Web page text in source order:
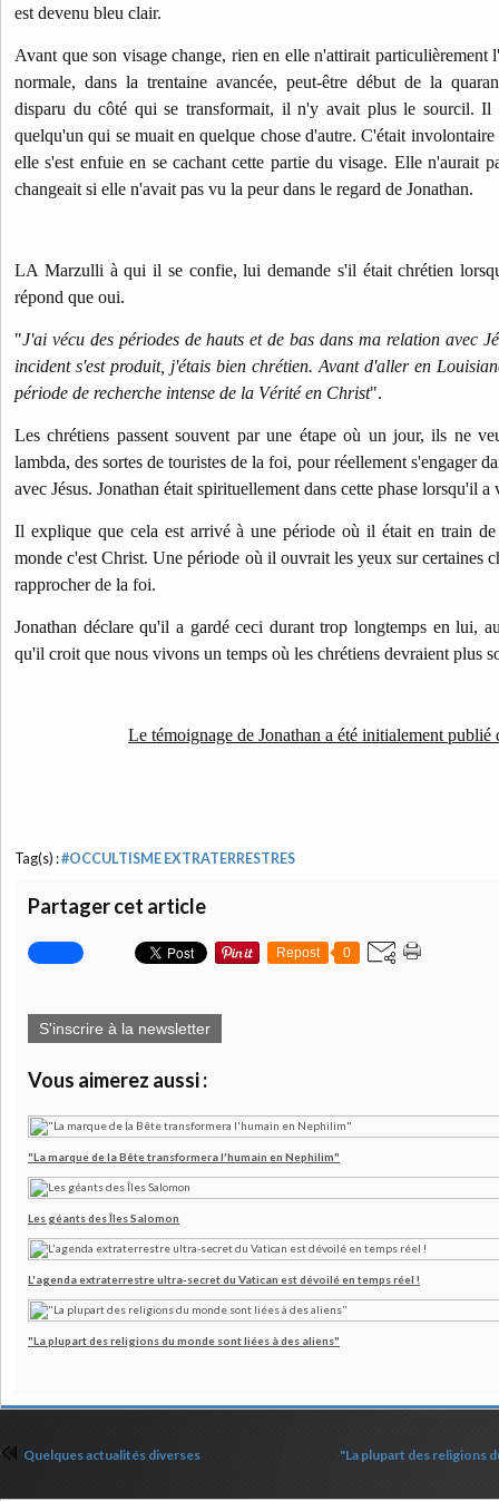
est devenu bleu clair.
Avant que son visage change, rien en elle n'attirait particulièrement
normale, dans la trentaine avancée, peut-être début de la
disparu du côté qui se transformait, il n'y avait plus le sourcil. Il
quelqu'un qui se muait en quelque chose d'autre. C'était involontaire
elle s'est enfuie en se cachant cette partie du visage. Elle n'aurait
changeait si elle n'avait pas vu la peur dans le regard de Jonathan.
LA Marzulli à qui il se confie, lui demande s'il était chrétien
répond que oui.
"J'ai vécu des périodes de hauts et de bas dans ma relation avec
incident s'est produit, j'étais bien chrétien. Avant d'aller en
période de recherche intense de la Vérité en Christ".
Les chrétiens passent souvent par une étape où un jour, ils ne
lambda, des sortes de touristes de la foi, pour réellement s'engager
avec Jésus. Jonathan était spirituellement dans cette phase lorsqu'il
Il explique que cela est arrivé à une période où il était en train
monde c'est Christ. Une période où il ouvrait les yeux sur certaines
rapprocher de la foi.
Jonathan déclare qu'il a gardé ceci durant trop longtemps en lui,
qu'il croit que nous vivons un temps où les chrétiens devraient plus
Le témoignage de Jonathan a été initialement
Tag(s) :#OCCULTISME EXTRATERRESTRES
Partager cet article
Repost 0
S'inscrire à la newsletter
Vous aimerez aussi :
"La marque de la Bête transformera l'humain en Nephilim"
Les géants des Îles Salomon
L'agenda extraterrestre ultra-secret du Vatican est dévoilé en temps réel !
"La plupart des religions du monde sont liées à des aliens"
Quelques actualités diverses "La plupart des religions